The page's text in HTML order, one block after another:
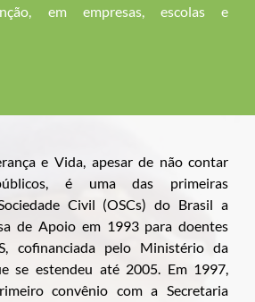
em empresas, escolas e
e Vida, apesar de não contar
é uma das primeiras
Civil (OSCs) do Brasil a
de Apoio em 1993 para doentes
cofinanciada pelo Ministério da
se estendeu até 2005. Em 1997,
convênio com a Secretaria